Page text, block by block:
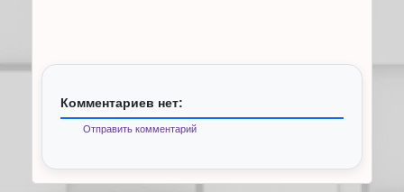
Комментариев нет:
Отправить комментарий